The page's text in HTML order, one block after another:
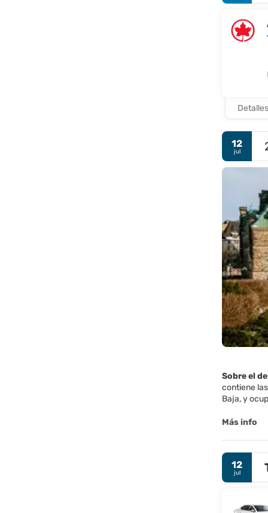
Detalles
12
jul
Sobre el
contiene
Baja, y
Una visita
de Canadá
museos
Más info
12
jul